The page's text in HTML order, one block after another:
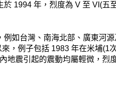
1994 年，烈度為 V 至 VI(五
如台灣、南海北部、廣東河
，例子包括 1983 年在米埔
地震引起的震動均屬輕微，烈